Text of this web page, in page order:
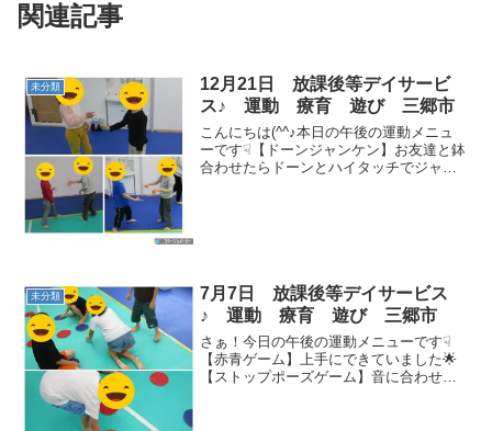
関連記事
未分類
12月21日 放課後等デイサービ
ス♪ 運動 療育 遊び 三郷市
こんにちは(^^♪本日の午後の運動メニュ
ーです☟【ドーンジャンケン】お友達と鉢
合わせたらドーンとハイタッチでジャン
未分類
7月7日 放課後等デイサービス
♪ 運動 療育 遊び 三郷市
さぁ！今日の午後の運動メニューです☟
【赤青ゲーム】上手にできていました🌟
【ストップポーズゲーム】音に合わせて